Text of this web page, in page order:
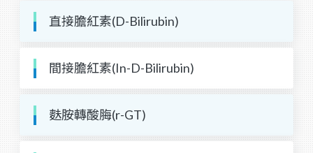
直接膽紅素(D-Bilirubin)
間接膽紅素(In-D-Bilirubin)
麩胺轉酸脢(r-GT)